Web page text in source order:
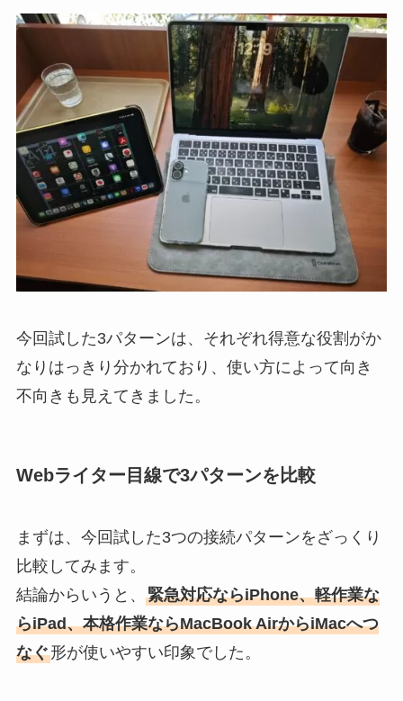
今回試した3パターンは、それぞれ得意な役割がか
なりはっきり分かれており、使い方によって向き
不向きも見えてきました。
Webライター目線で3パターンを比較
まずは、今回試した3つの接続パターンをざっくり
比較してみます。
結論からいうと、 緊急対応ならiPhone、軽作業な
らiPad、本格作業ならMacBook AirからiMacへつ
なぐ形が使いやすい印象でした。